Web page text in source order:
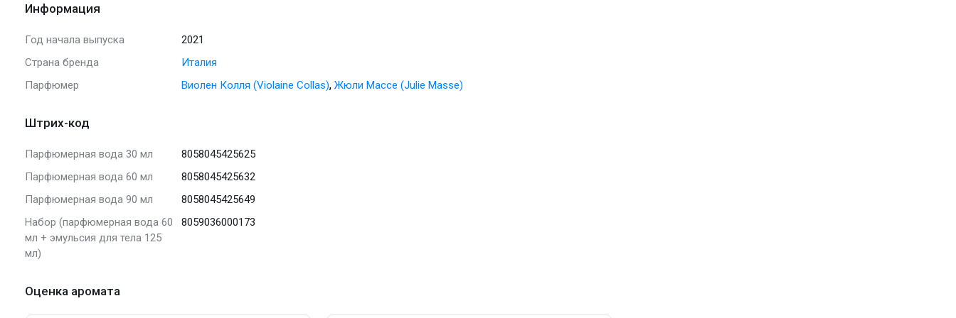
Информация
Год начала выпуска
2021
Страна бренда
Италия
Парфюмер
Виолен Колля (Violaine Collas), Жюли Массе (Julie Masse)
Штрих-код
Парфюмерная вода 30 мл
8058045425625
Парфюмерная вода 60 мл
8058045425632
Парфюмерная вода 90 мл
8058045425649
Набор (парфюмерная вода 60
мл + эмульсия для тела 125
мл)
8059036000173
Оценка аромата